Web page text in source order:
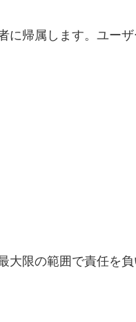
に帰属します。ユー
限の範囲で責任を負